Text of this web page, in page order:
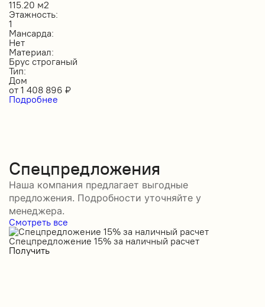
115.20 м2
Этажность:
1
Мансарда:
Нет
Материал:
Брус строганый
Тип:
Дом
от 1 408 896 ₽
Подробнее
Спецпредложения
Наша компания предлагает выгодные
предложения. Подробности уточняйте у
менеджера.
Смотреть все
Спецпредложение 15% за наличный расчет
Получить